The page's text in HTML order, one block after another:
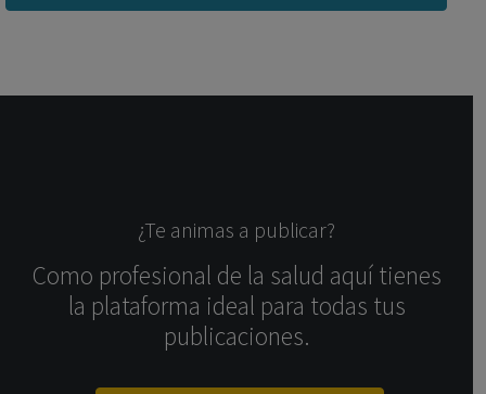
¿Te animas a publicar?
Como profesional de la salud aquí tienes
la plataforma ideal para todas tus
publicaciones.